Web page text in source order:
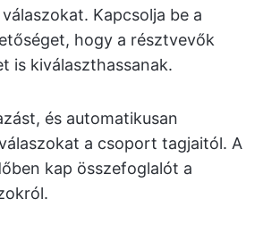
Kapcsolja be a
hogy a résztvevők
is kiválaszthassanak.
és automatikusan
a csoport tagjaitól. A
kap összefoglalót a